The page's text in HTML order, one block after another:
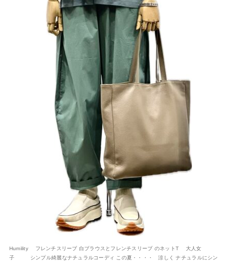
Humility フレンチスリーブ 白ブラウスとフレンチスリーブ のネットT 大人女
子 シンプル綺麗なナチュラルコーディ この夏・・・・ 涼しく ナチュラルにシン